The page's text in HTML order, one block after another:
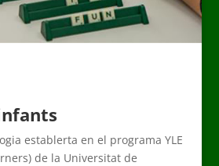
establerta en el programa YLE
de la Universitat de